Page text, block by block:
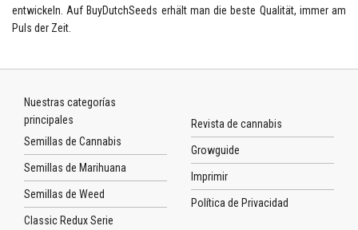
entwickeln. Auf BuyDutchSeeds erhält man die beste Qualität, immer am
Puls der Zeit.
Nuestras categorías
principales
Semillas de Cannabis
Semillas de Marihuana
Semillas de Weed
Classic Redux Serie
Revista de cannabis
Growguide
Imprimir
Política de Privacidad